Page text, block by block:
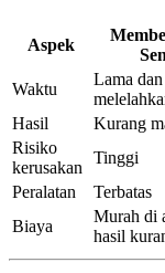
Aspek
Waktu
Lama dan
Hasil
Kurang
Risiko
kerusakan
Tinggi
Peralatan
Terbatas
Biaya
Murah di
hasil